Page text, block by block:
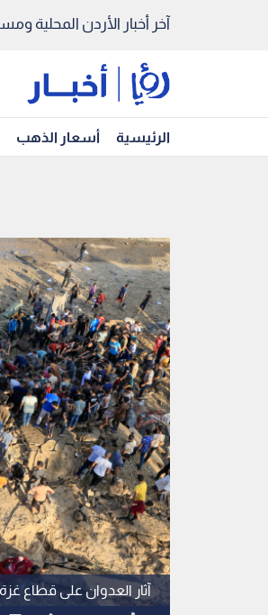
آخر أخبار الأردن المحلية
الرئيسية أسعار الذهب
آثار العدوان على قطاع غزة